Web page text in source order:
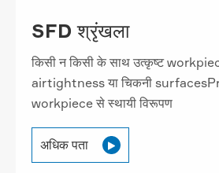
SFD श्रृंखला
किसी न किसी के साथ उत्कृष्ट
airtightness या चिकनी
workpiece से स्थायी विरूपण
अधिक पता 